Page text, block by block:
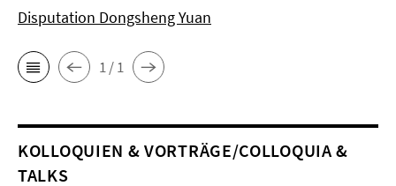
Disputation Dongsheng Yuan
1 / 1
KOL­LO­QUIEN & VORTRÄGE/COLLOQUIA &
TALKS